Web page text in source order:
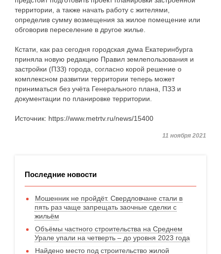
территории, а также начать работу с жителями,
определив сумму возмещения за жилое помещение или
обговорив переселение в другое жилье.
Кстати, как раз сегодня городская дума Екатеринбурга
приняла новую редакцию Правил землепользования и
застройки (ПЗЗ) города, согласно корой решение о
комплексном развитии территории теперь может
приниматься без учёта Генерального плана, ПЗЗ и
документации по планировке территории.
Источник: https://www.metrtv.ru/news/15400
11 ноября 2021
Последние новости
Мошенник не пройдёт. Свердловчане стали в
пять раз чаще запрещать заочные сделки с
жильём
Объёмы частного строительства на Среднем
Урале упали на четверть – до уровня 2023 года
Найдено место под строительство жилой